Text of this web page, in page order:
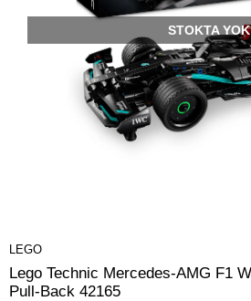
STOKTA YOK
LEGO
Lego Technic Mercedes-AMG F1
Pull-Back 42165